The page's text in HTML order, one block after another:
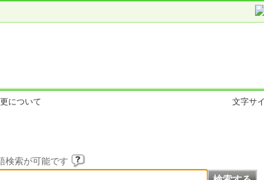
文字サ
について
検索が可能です